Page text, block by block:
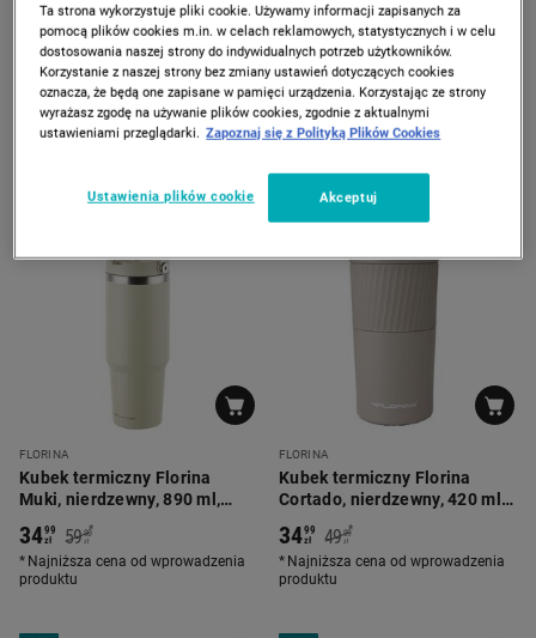
Butelka Pop-up Campus, 400
ml, Avengers
2999
zł 39 zł
*
Najniższa cena z 30 dni
FLORINA
Kubek termiczny Florina
Power, nierdzewny, 1,1 l,
beżowy
4999
zł 69 zł
*
Najniższa cena od wprowadzenia
FLORINA
Kubek termiczny Florina
Muki, nierdzewny, 890 ml,
limonkowy
3499
zł 59 90
zł
*
Najniższa cena od wprowadzenia
produktu
FLORINA
Kubek termiczny Florina
Cortado, nierdzewny, 420 ml,
ciemnobeżowy
3499
zł 49 99
zł
*
Najniższa cena od wprowadzenia
produktu
Ta strona wykorzystuje pliki cookie. Używamy informacji zapisanych za
pomocą plików cookies m.in. w celach reklamowych, statystycznych i w celu
dostosowania naszej strony do indywidualnych potrzeb użytkowników.
Korzystanie z naszej strony bez zmiany ustawień dotyczących cookies
oznacza, że będą one zapisane w pamięci urządzenia. Korzystając ze strony
wyrażasz zgodę na używanie plików cookies, zgodnie z aktualnymi
ustawieniami przeglądarki. Zapoznaj się z Polityką Plików Cookies
Ustawienia plików cookie Akceptuj